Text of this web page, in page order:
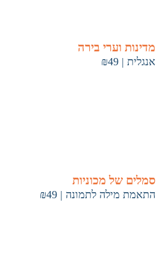
מדינות וערי בירה
אנגלית |
₪49
סמלים של מכוניות
התאמת מילה לתמונה |
₪49